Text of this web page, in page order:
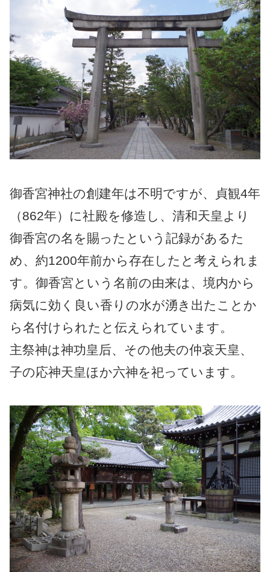
御香宮神社の創建年は不明ですが、貞観4年
（862年）に社殿を修造し、清和天皇より
御香宮の名を賜ったという記録があるた
め、約1200年前から存在したと考えられま
す。御香宮という名前の由来は、境内から
病気に効く良い香りの水が湧き出たことか
ら名付けられたと伝えられています。
主祭神は神功皇后、その他夫の仲哀天皇、
子の応神天皇ほか六神を祀っています。